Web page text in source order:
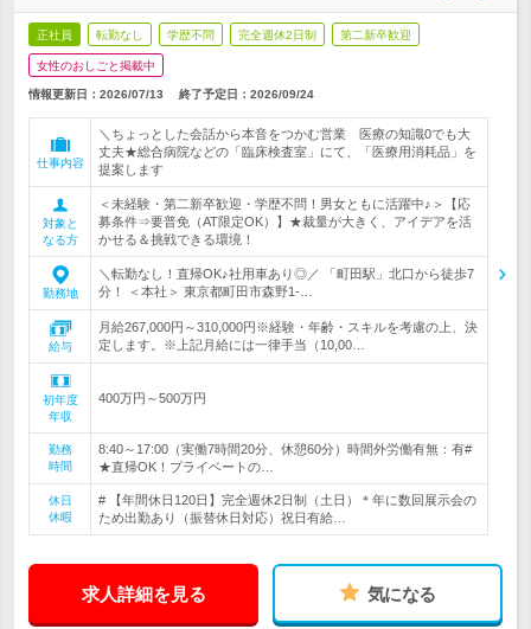
正社員 転勤なし 学歴不問 完全週休2日制 第二新卒歓迎
女性のおしごと掲載中
情報更新日：2026/07/13 終了予定日： 2026/09/24
仕事内容
＼ちょっとした会話から本音をつかむ営業 医療の知識0でも大
丈夫★総合病院などの「臨床検査室」にて、「医療用消耗品」を
提案します
対象と
なる方
＜未経験・第二新卒歓迎・学歴不問！男女ともに活躍中♪＞【応
募条件⇒要普免（AT限定OK）】★裁量が大きく、アイデアを活
かせる＆挑戦できる環境！
勤務地
＼転勤なし！直帰OK♪社用車あり◎／ 「町田駅」北口から徒歩7
分！ ＜本社＞ 東京都町田市森野1-…
給与
月給267,000円～310,000円※経験・年齢・スキルを考慮の上、決
定します。※上記月給には一律手当（10,00…
初年度
年収
400万円～500万円
勤務
時間
8:40～17:00（実働7時間20分、休憩60分）時間外労働有無：有#
★直帰OK！プライベートの…
休日
休暇
# 【年間休日120日】完全週休2日制（土日）＊年に数回展示会の
ため出勤あり（振替休日対応）祝日有給…
求人詳細を見る 気になる